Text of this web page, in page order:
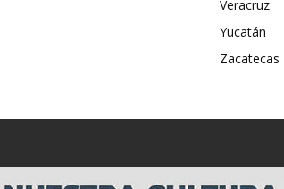
Veracruz
Yucatán
Zacatecas